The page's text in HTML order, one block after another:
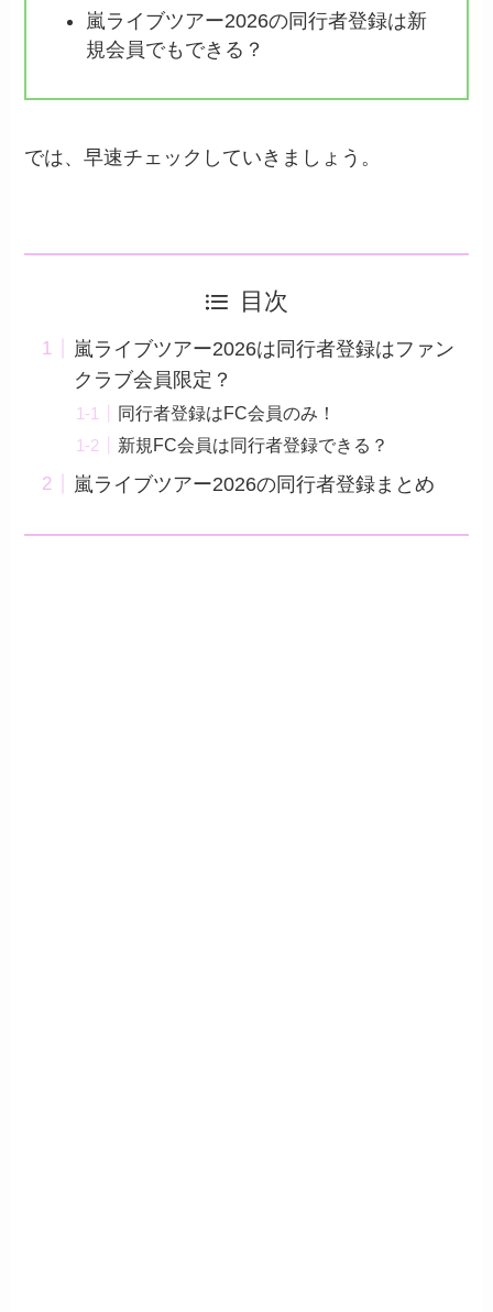
嵐ライブツアー2026の同行者登録は新
規会員でもできる？
では、早速チェックしていきましょう。
目次
嵐ライブツアー2026は同行者登録はファン
クラブ会員限定？
同行者登録はFC会員のみ！
新規FC会員は同行者登録できる？
嵐ライブツアー2026の同行者登録まとめ